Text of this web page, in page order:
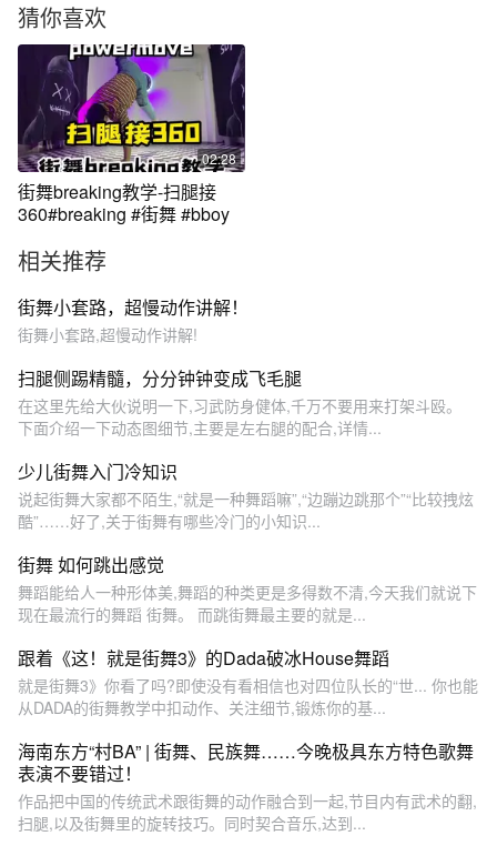
猜你喜欢
02:28
街舞breaking教学-扫腿接
360#breaking #街舞 #bboy
相关推荐
街舞小套路，超慢动作讲解！
街舞小套路,超慢动作讲解!
扫腿侧踢精髓，分分钟钟变成飞毛腿
在这里先给大伙说明一下,习武防身健体,千万不要用来打架斗殴。
下面介绍一下动态图细节,主要是左右腿的配合,详情...
少儿街舞入门冷知识
说起街舞大家都不陌生,“就是一种舞蹈嘛”,“边蹦边跳那个”“比较拽炫
酷”……好了,关于街舞有哪些冷门的小知识...
街舞 如何跳出感觉
舞蹈能给人一种形体美,舞蹈的种类更是多得数不清,今天我们就说下
现在最流行的舞蹈 街舞。 而跳街舞最主要的就是...
跟着《这！就是街舞3》的Dada破冰House舞蹈
就是街舞3》你看了吗?即使没有看相信也对四位队长的“世... 你也能
从DADA的街舞教学中扣动作、关注细节,锻炼你的基...
海南东方“村BA” | 街舞、民族舞……今晚极具东方特色歌舞
表演不要错过！
作品把中国的传统武术跟街舞的动作融合到一起,节目内有武术的翻,
扫腿,以及街舞里的旋转技巧。同时契合音乐,达到...